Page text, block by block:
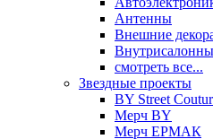
Антенны
Внешние
смотреть все...
Звездные проекты
BY Street
Мерч BY
Мерч ЕРМАК